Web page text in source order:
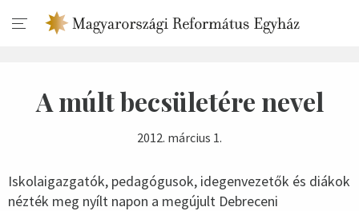
A múlt becsületére nevel
2012. március 1.
Iskolaigazgatók, pedagógusok, idegenvezetők és diákok
nézték meg nyílt napon a megújult Debreceni